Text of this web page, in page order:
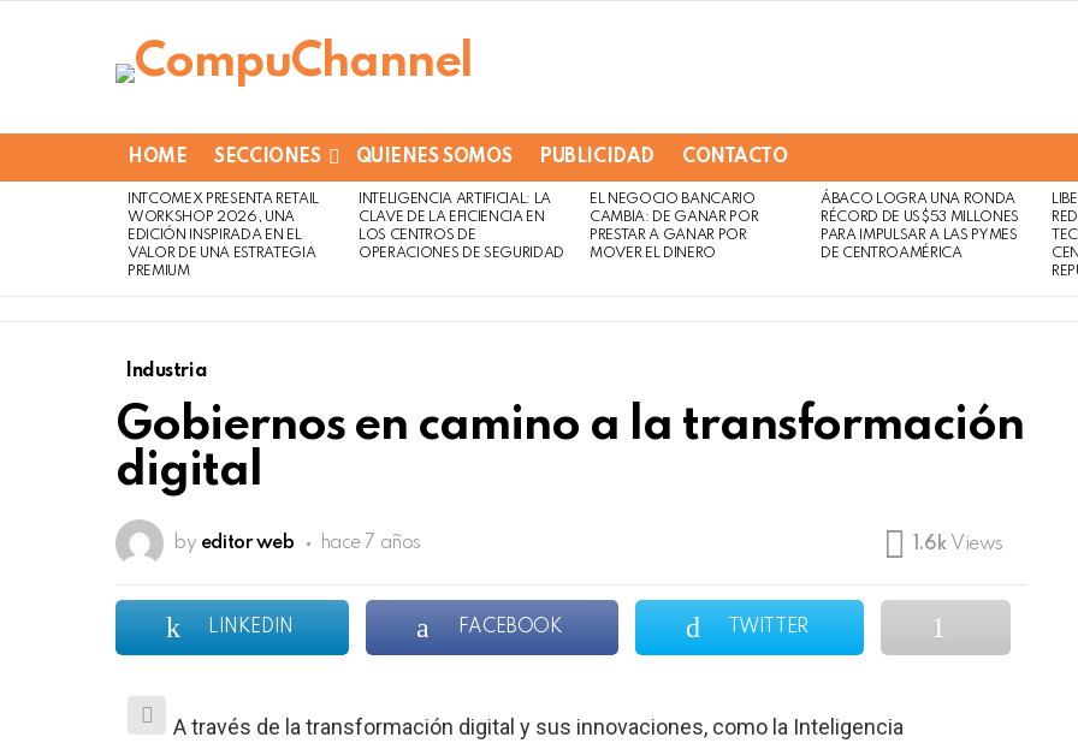
HOME SECCIONES QUIENES SOMOS PUBLICIDAD CONTACTO
LATEST
STORIES
INTCOMEX PRESENTA RETAIL
WORKSHOP 2026, UNA
EDICIÓN INSPIRADA EN EL
VALOR DE UNA ESTRATEGIA
PREMIUM
INTELIGENCIA ARTIFICIAL: LA
CLAVE DE LA EFICIENCIA EN
LOS CENTROS DE
OPERACIONES DE SEGURIDAD
EL NEGOCIO BANCARIO
CAMBIA: DE GANAR POR
PRESTAR A GANAR POR
MOVER EL DINERO
Not
Safe
For
Click
to
view
ÁBACO LOGRA UNA RONDA
RÉCORD DE US$53 MILLONES
PARA IMPULSAR A LAS PYMES
DE CENTROAMÉRICA
Industria
Gobiernos en camino a la transformación
digital
by editor web hace 7 años 1.6k Views
LINKEDIN FACEBOOK TWITTER
A través de la transformación digital y sus innovaciones, como la Inteligencia